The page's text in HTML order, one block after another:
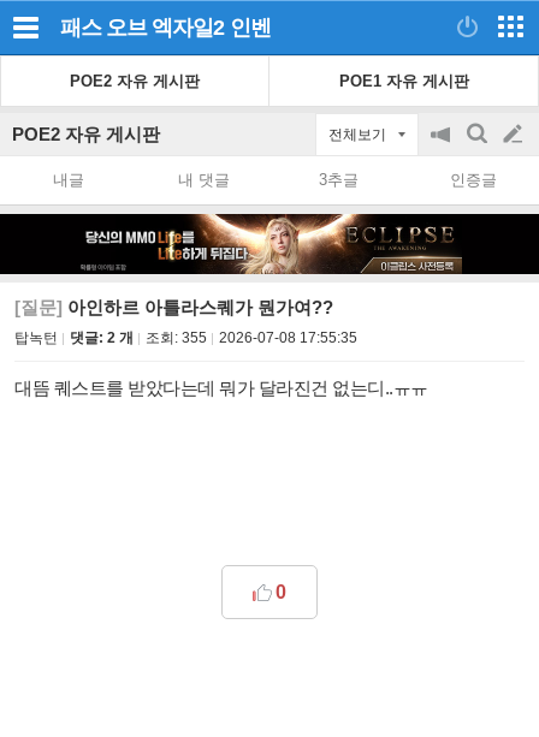
패스 오브 엑자일2 인벤
POE2 자유 게시판 POE1 자유 게시판
POE2 자유 게시판 전체보기
공
on/off
검
색
글
쓰
내글 내 댓글 3추글 인증글
[질문] 아인하르 아틀라스퀘가 뭔가여??
탑녹턴 댓글: 2 개 조회: 355 2026-07-08 17:55:35
대뜸 퀘스트를 받았다는데 뭐가 달라진건 없는디..ㅠㅠ
0